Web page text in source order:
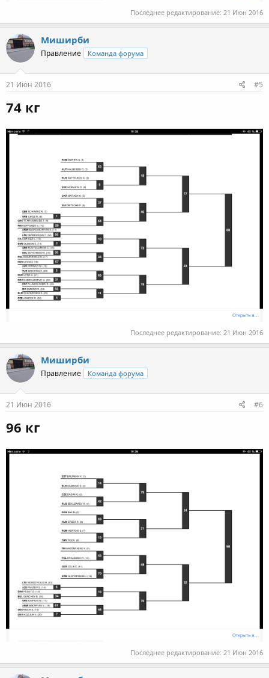
Последнее редактирование: 21 Июн 2016
Миширби
Правление Команда форума
21 Июн 2016 #5
74 кг
Последнее редактирование: 21 Июн 2016
Миширби
Правление Команда форума
21 Июн 2016 #6
96 кг
Последнее редактирование: 21 Июн 2016